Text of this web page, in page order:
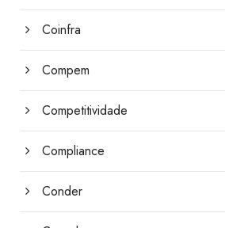
Coinfra
Compem
Competitividade
Compliance
Conder